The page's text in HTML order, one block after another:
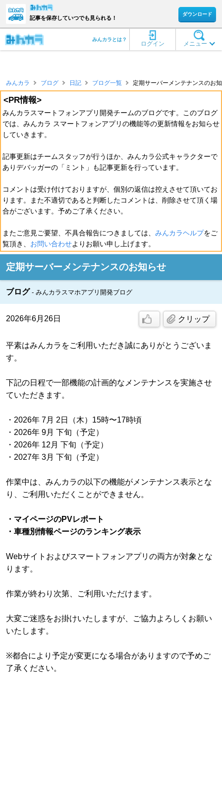
記事を保存していつでも見られる！
ダウンロード
メニュー
ログイン
みんカラとは？
みんカラ ブログ 日記 ブログ一覧 定期サーバーメンテナンスのお
<PR情報>
みんカラスマートフォンアプリ開発チームのブログです。このブログ
では、みんカラ スマートフォンアプリの機能等の更新情報をお知らせ
していきます。
記事更新はチームスタッフが行うほか、みんカラ公式キャラクターで
ありデバッガーの「ミント」も記事更新を行っています。
コメントは受け付けておりますが、個別の返信は控えさせて頂いてお
ります。また不適切であると判断したコメントは、削除させて頂く場
合がございます。予めご了承ください。
またご意見ご要望、不具合報告につきましては、 みんカラヘルプをご
覧頂き、 お問い合わせよりお願い申し上げます。
定期サーバーメンテナンスのお知らせ
ブログ みんカラスマホアプリ開発ブログ
2026年6月26日 クリップ
平素はみんカラをご利用いただき誠にありがとうございま
す。
下記の日程で一部機能の計画的なメンテナンスを実施させ
ていただきます。
・2026年 7月 2日（木）15時〜17時頃
・2026年 9月 下旬（予定）
・2026年 12月 下旬（予定）
・2027年 3月 下旬（予定）
作業中は、みんカラの以下の機能がメンテナンス表示とな
り、ご利用いただくことができません。
・マイページのPVレポート
・車種別情報ページのランキング表示
Webサイトおよびスマートフォンアプリの両方が対象とな
ります。
作業が終わり次第、ご利用いただけます。
大変ご迷惑をお掛けいたしますが、ご協力よろしくお願い
いたします。
※都合により予定が変更になる場合がありますので予めご
了承ください。